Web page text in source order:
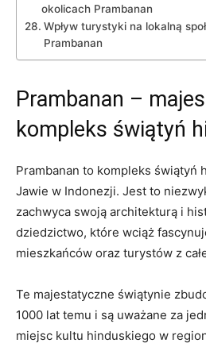
okolicach Prambanan
Wpływ turystyki na lokalną
Prambanan
Prambanan –
kompleks świątyń
Prambanan to kompleks świątyń
Jawie w Indonezji. Jest to
zachwyca swoją architekturą i
dziedzictwo, które wciąż
mieszkańców oraz turystów z
Te majestatyczne świątynie
1000 lat temu i są uważane za
miejsc kultu hinduskiego w